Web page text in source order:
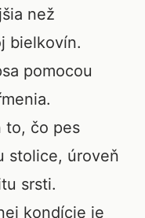
než
bielkovín.
pomocou
to, čo pes
stolice, úroveň
srsti.
kondície je